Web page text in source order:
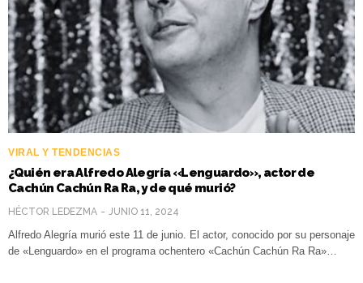
VIRAL Y TENDENCIAS
¿Quién era Alfredo Alegría «Lenguardo», actor de
Cachún Cachún Ra Ra, y de qué murió?
HÉCTOR LEDEZMA JUNIO 11, 2024
Alfredo Alegría murió este 11 de junio. El actor, conocido por su personaje
de «Lenguardo» en el programa ochentero «Cachún Cachún Ra Ra»…